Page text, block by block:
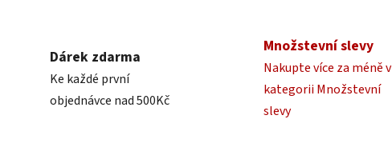
Dárek zdarma
Ke každé první
objednávce nad 500Kč
Množstevní slevy
Nakupte více za méně v
kategorii Množstevní
slevy